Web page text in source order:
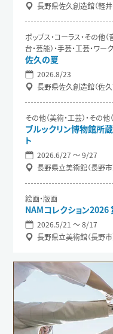
長野県佐久創造館（軽井
ポップス・コーラス・その他（
台・芸能）・手芸・工芸・ワー
佐久の夏
2026.8/23
長野県佐久創造館（佐久
その他（美術・工芸）・その他
ブルックリン博物館所
ト
2026.6/27 〜 9/27
長野県立美術館（長野市
絵画・版画
NAMコレクション
2026.5/21 〜 8/17
長野県立美術館（長野市